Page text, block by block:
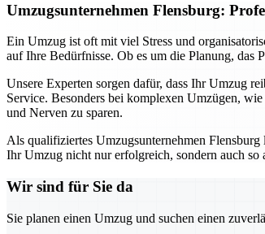
Umzugsunternehmen Flensburg:
Ein Umzug ist oft mit viel Stress und
auf Ihre Bedürfnisse. Ob es um die Planung, das
Unsere Experten sorgen dafür, dass Ihr Umzug
Service. Besonders bei komplexen Umzügen,
und Nerven zu sparen.
Als qualifiziertes Umzugsunternehmen
Ihr Umzug nicht nur erfolgreich, sondern auch so
Wir sind für Sie da
Sie planen einen Umzug und suchen einen